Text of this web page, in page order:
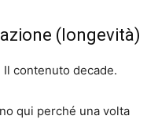
(longevità)
contenuto decade.
qui perché una volta